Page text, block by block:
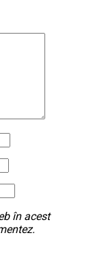
în acest